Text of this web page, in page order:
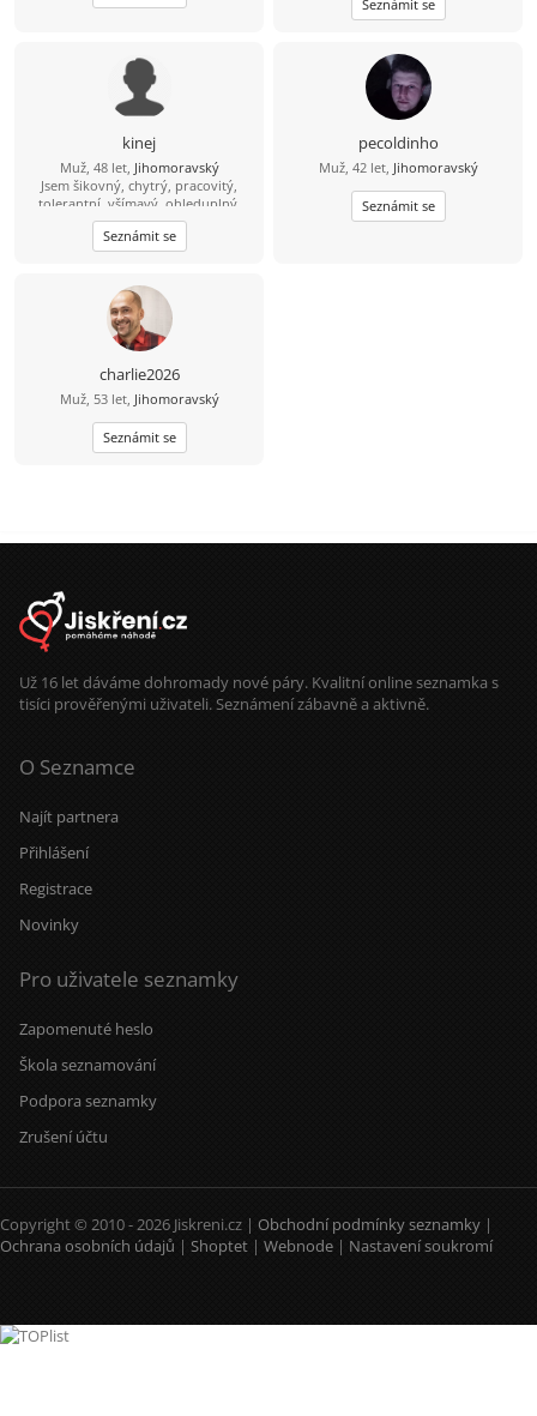
Seznámit se
kinej
Muž, 48 let, Jihomoravský
Jsem šikovný, chytrý, pracovitý,
tolerantní, všímavý, ohleduplný,
slušně vychovaný muž, kterých je na
světě nezadaných málo :-). Mám rád
procházky v přírodě, cestování,
věřím, že bych se mohl hodit
sympatické usměvavé ženě štíhlé
nebo normální postavy, nejlépe s
tmavšími vlasy, hnědýma očima a
radši upovídané ze Znojma nebo
okolí. Pokud chceš, tak se mi ozvi,
setkáme se a uvidíme, jestli přeskočí
jiskra :-).
Seznámit se
pecoldinho
Muž, 42 let, Jihomoravský
Seznámit se
charlie2026
Muž, 53 let, Jihomoravský
Seznámit se
Už 16 let dáváme dohromady nové páry. Kvalitní online seznamka s
tisíci prověřenými uživateli. Seznámení zábavně a aktivně.
O Seznamce
Najít partnera
Přihlášení
Registrace
Novinky
Pro uživatele seznamky
Zapomenuté heslo
Škola seznamování
Podpora seznamky
Zrušení účtu
Copyright © 2010 - 2026 Jiskreni.cz | Obchodní podmínky seznamky |
Ochrana osobních údajů | Shoptet | Webnode | Nastavení soukromí